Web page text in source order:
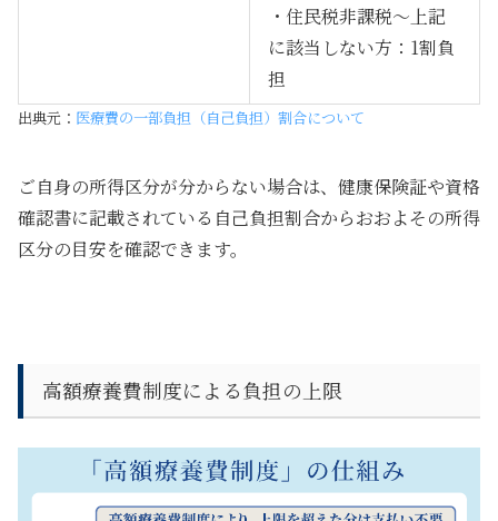
・住民税非課税〜上記
に該当しない方：1割負
担
出典元： 医療費の一部負担（自己負担）割合について
ご自身の所得区分が分からない場合は、健康保険証や資格
確認書に記載されている自己負担割合からおおよその所得
区分の目安を確認できます。
高額療養費制度による負担の上限